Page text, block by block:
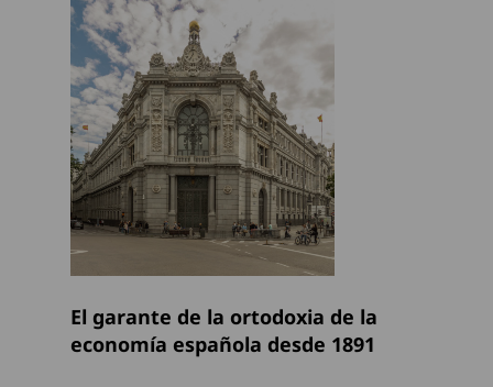
El garante de la ortodoxia de la
economía española desde 1891